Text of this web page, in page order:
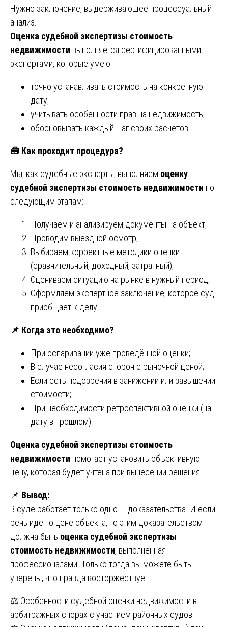
Нужно заключение, выдерживающее процессуальный
анализ.
Оценка судебной экспертизы стоимость
недвижимости выполняется сертифицированными
экспертами, которые умеют:
точно устанавливать стоимость на конкретную
дату;
учитывать особенности прав на недвижимость;
обосновывать каждый шаг своих расчётов.
🧰 Как проходит процедура?
Мы, как судебные эксперты, выполняем оценку
судебной экспертизы стоимость недвижимости по
следующим этапам:
Получаем и анализируем документы на объект;
Проводим выездной осмотр;
Выбираем корректные методики оценки
(сравнительный, доходный, затратный);
Оцениваем ситуацию на рынке в нужный период;
Оформляем экспертное заключение, которое суд
приобщает к делу.
📌 Когда это необходимо?
При оспаривании уже проведённой оценки;
В случае несогласия сторон с рыночной ценой;
Если есть подозрения в занижении или завышении
стоимости;
При необходимости ретроспективной оценки (на
дату в прошлом).
Оценка судебной экспертизы стоимость
недвижимости помогает установить объективную
цену, которая будет учтена при вынесении решения.
📌 Вывод:
В суде работает только одно — доказательства. И если
речь идет о цене объекта, то этим доказательством
должна быть оценка судебной экспертизы
стоимость недвижимости, выполненная
профессионалами. Только тогда вы можете быть
уверены, что правда восторжествует.
Навигация
⚖️ Особенности судебной оценки недвижимости в
арбитражных спорах с участием районных судов